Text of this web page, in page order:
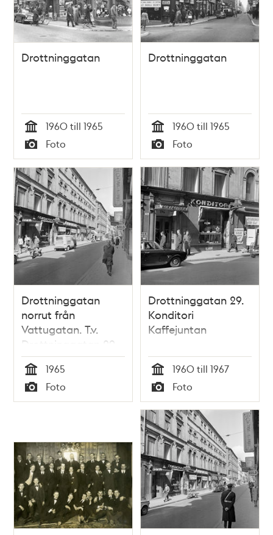
Drottninggatan
Tid
1960 till 1965
Typ
Foto
Drottninggatan
Tid
1960 till 1965
Typ
Foto
Drottninggatan
norrut från
Vattugatan. T.v.
Drottninggatan 29,
kv. Hägern Mindre
Tid
1965
Typ
Foto
Drottninggatan 29.
Konditori
Kaffejuntan
Tid
1960 till 1967
Typ
Foto